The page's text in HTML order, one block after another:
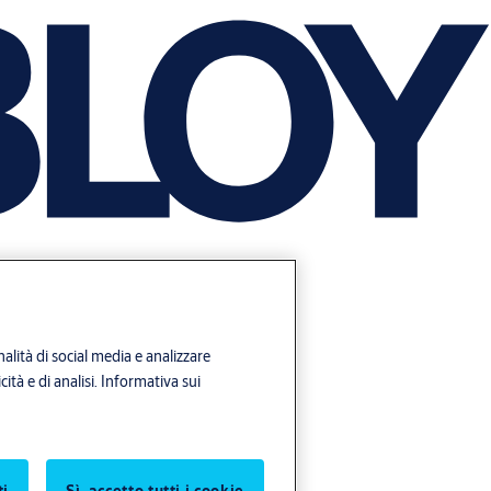
di social media e analizzare
e di analisi. Informativa sui